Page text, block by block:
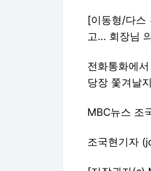
[이동형/다스
고… 회장님
전화통화에
당장 쫓겨날
MBC뉴스 조
조국현기자